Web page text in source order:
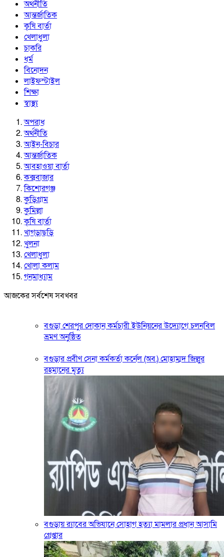
অর্থনীতি
আন্তর্জাতিক
কৃষি বার্তা
খেলাধুলা
চাকরি
ধর্ম
বিনোদন
লাইফস্টাইল
শিক্ষা
স্বাস্থ্য
অপরাধ
অর্থনীতি
আইন-বিচার
আন্তর্জাতিক
আবহাওয়া বার্তা
কক্সবাজার
কিশোরগঞ্জ
কুড়িগ্রাম
কুমিল্লা
কৃষি বার্তা
খাগড়াছড়ি
খুলনা
খেলাধুলা
খোলা কলাম
গনমাধ্যাম
আজকের সর্বশেষ সবখবর
বগুড়া শেরপুর দোকান কর্মচারী ইউনিয়নের উদ্যোগে চলনবিল
ভ্রমণ অনুষ্ঠিত
বগুড়ার প্রবীণ সেনা কর্মকর্তা কর্নেল (অব.) মোহাম্মদ জিল্লুর
রহমানের মৃত্যু
‎বগুড়ায় র‍্যাবের অভিযানে সোহাগ হত্যা মামলার প্রধান আসামি
গ্রেপ্তার